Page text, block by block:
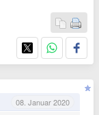
08. Januar 2020